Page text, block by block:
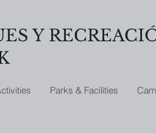
Y
Parks & Facilities